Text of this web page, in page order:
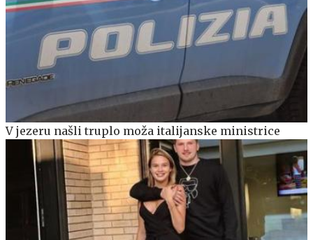
V jezeru našli truplo moža italijanske ministrice